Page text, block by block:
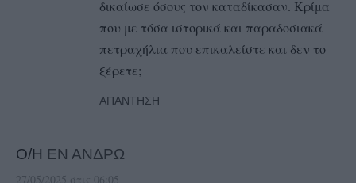
δικαίωσε όσους τον καταδίκασαν. Κρίμα
που με τόσα ιστορικά και παραδοσιακά
πετραχήλια που επικαλείστε και δεν το
ξέρετε;
ΑΠΆΝΤΗΣΗ
Ο/Η ΕΝ ΑΝΔΡΩ
27/05/2025 στις 06:05